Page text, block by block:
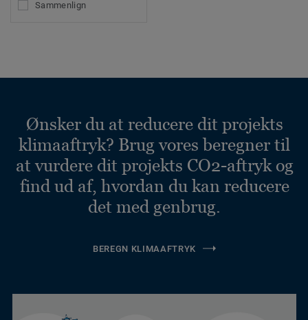
Sammenlign
Ønsker du at reducere dit projekts
klimaaftryk? Brug vores beregner til
at vurdere dit projekts CO2-aftryk og
find ud af, hvordan du kan reducere
det med genbrug.
BEREGN KLIMAAFTRYK